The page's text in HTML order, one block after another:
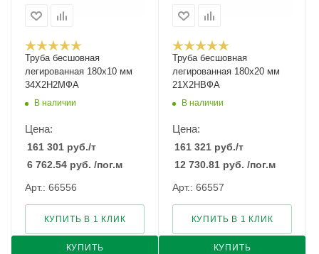
Труба бесшовная
легированная 180х10 мм
34Х2Н2МФА
В наличии
Цена:
161 301 руб./т
6 762.54 руб. /пог.м
Арт.: 66556
КУПИТЬ
КУПИТЬ В 1 КЛИК
Труба бесшовная
легированная 180х20 мм
21Х2НВФА
В наличии
Цена:
161 321 руб./т
12 730.81 руб. /пог.м
Арт.: 66557
КУПИТЬ
КУПИТЬ В 1 КЛИК